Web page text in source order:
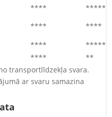
****
*****
****
****
****
*****
****
**
transportlīdzekļa svara.
ar svaru samazina